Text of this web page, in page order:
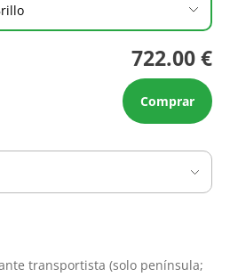
722.00 €
Comprar
transportista (solo península;